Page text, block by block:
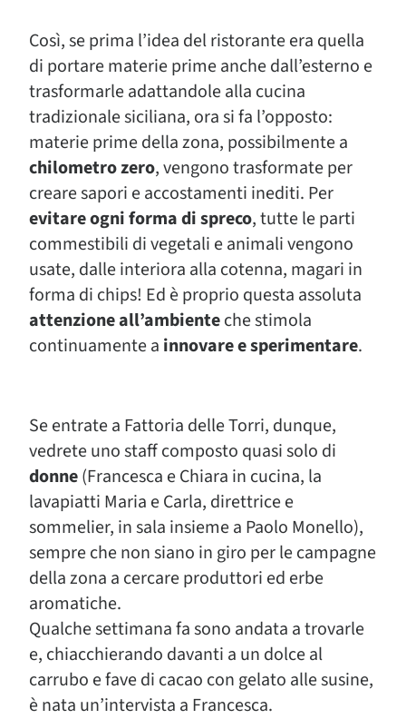
Così, se prima l’idea del ristorante era quella
di portare materie prime anche dall’esterno e
trasformarle adattandole alla cucina
tradizionale siciliana, ora si fa l’opposto:
materie prime della zona, possibilmente a
chilometro zero, vengono trasformate per
creare sapori e accostamenti inediti. Per
evitare ogni forma di spreco, tutte le parti
commestibili di vegetali e animali vengono
usate, dalle interiora alla cotenna, magari in
forma di chips! Ed è proprio questa assoluta
attenzione all’ambienteche stimola
continuamente a innovare e sperimentare.
Se entrate a Fattoria delle Torri, dunque,
vedrete uno staff composto quasi solo di
donne(Francesca e Chiara in cucina, la
lavapiatti Maria e Carla, direttrice e
sommelier, in sala insieme a Paolo Monello),
sempre che non siano in giro per le campagne
della zona a cercare produttori ed erbe
aromatiche.
Qualche settimana fa sono andata a trovarle
e, chiacchierando davanti a un dolce al
carrubo e fave di cacao con gelato alle susine,
è nata un’intervista a Francesca.